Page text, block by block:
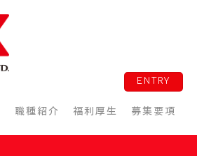
ENTRY
職種紹介 福利厚生 募集要項